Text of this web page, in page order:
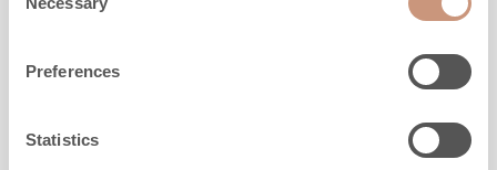
Selection
Preferences
Statistics
Altezza 2130
mm
Profondità
750mm
2890kg